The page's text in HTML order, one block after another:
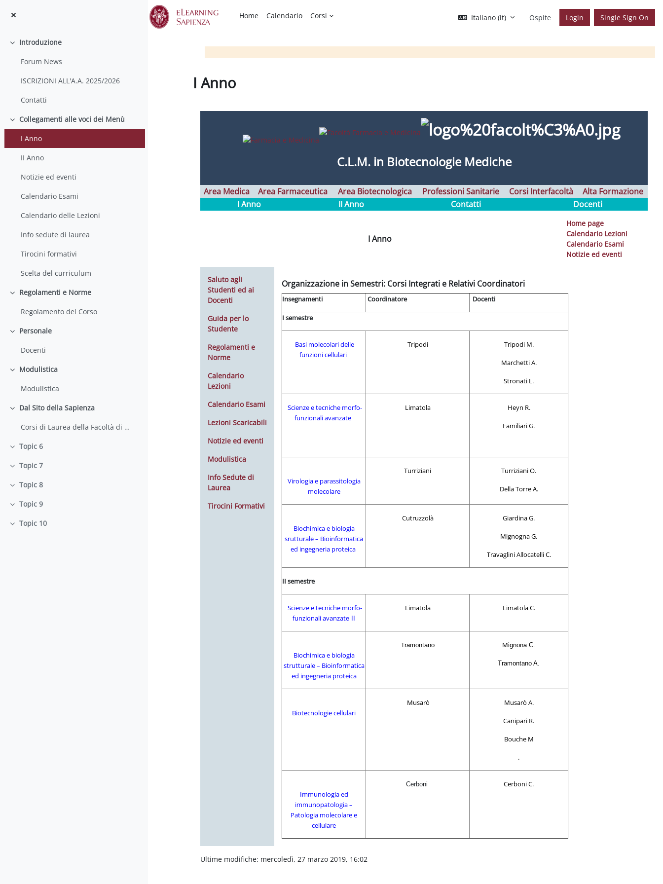
Home
Calendario Corsi Italiano ‎(it)‎ Ospite Login Single Sign On
Minimizza
Introduzione
Forum News
ISCRIZIONI ALL'A.A. 2025/2026
Contatti
Minimizza
Collegamenti alle voci dei Menù
I Anno
II Anno
Notizie ed eventi
Calendario Esami
Calendario delle Lezioni
Info sedute di laurea
Tirocini formativi
Scelta del curriculum
Minimizza
Regolamenti e Norme
Regolamento del Corso
Minimizza
Personale
Docenti
Minimizza
Modulistica
Modulistica
Minimizza
Dal Sito della Sapienza
Corsi di Laurea della Facoltà di Farmacia e Medicina
Minimizza
Topic 6
Minimizza
Topic 7
Minimizza
Topic 8
Minimizza
Topic 9
Minimizza
Topic 10
I Anno
C.L.M. in Biotecnologie Mediche
Area Medica Area Farmaceutica Area Biotecnologica Professioni Sanitarie Corsi Interfacoltà
Alta Formazione
I Anno
II Anno Contatti Docenti
I Anno
Home page
Calendario Lezioni
Calendario Esami
Notizie ed eventi
Saluto agli
Studenti ed ai
Docenti
Guida per lo
Studente
Regolamenti e
Norme
Calendario
Lezioni
Calendario Esami
Lezioni Scaricabili
Notizie ed eventi
Modulistica
Info Sedute di
Laurea
Tirocini Formativi
Organizzazione in Semestri: Corsi Integrati e Relativi Coordinatori
Insegnamenti Coordinatore Docenti
I semestre
Basi molecolari delle
funzioni cellulari
Tripodi Tripodi M.
Marchetti A.
Stronati L.
Scienze e tecniche morfo-
funzionali avanzate
Limatola Heyn R.
Familiari G.
Virologia e parassitologia
molecolare
Turriziani Turriziani O.
Della Torre A.
Biochimica e biologia
srutturale – Bioinformatica
ed ingegneria proteica
Cutruzzolà Giardina G.
Mignogna G.
TravagliniAllocatelli C.
II semestre
Scienze e tecniche morfo-
funzionali avanzate II
Limatola Limatola C.
Biochimica e biologia
strutturale – Bioinformatica
ed ingegneria proteica
Tramontano Mignona C.
Tramontano A.
Biotecnologie cellulari
Musarò Musarò A.
Canipari R.
Bouche M
.
Immunologia ed
immunopatologia –
Patologia molecolare e
cellulare
Cerboni Cerboni C.
Ultime modifiche: mercoledì, 27 marzo 2019, 16:02